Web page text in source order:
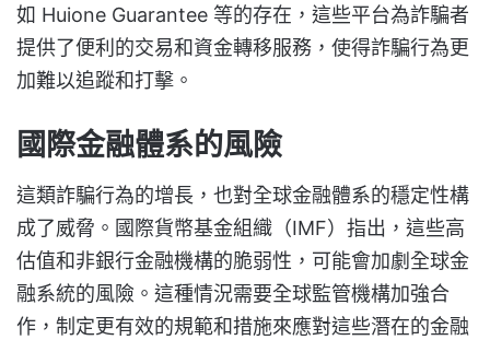
如 Huione Guarantee 等的存在，這些平台為詐騙者
提供了便利的交易和資金轉移服務，使得詐騙行為更
加難以追蹤和打擊。
國際金融體系的風險
這類詐騙行為的增長，也對全球金融體系的穩定性構
成了威脅。國際貨幣基金組織（IMF）指出，這些高
估值和非銀行金融機構的脆弱性，可能會加劇全球金
融系統的風險。這種情況需要全球監管機構加強合
作，制定更有效的規範和措施來應對這些潛在的金融